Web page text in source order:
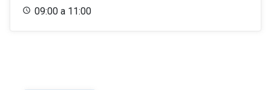
09:00 a 11:00